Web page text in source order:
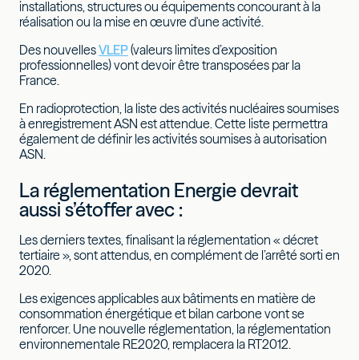
installations, structures ou équipements concourant à la
réalisation ou la mise en œuvre d'une activité.
Des nouvellesVLEP(valeurs limites d’exposition
professionnelles) vont devoir être transposées par la
France.
En radioprotection, la liste des activités nucléaires soumises
à enregistrement ASN est attendue. Cette liste permettra
également de définir les activités soumises à autorisation
ASN.
La réglementation Energie devrait
aussi s’étoffer avec :
Les derniers textes, finalisant la réglementation « décret
tertiaire », sont attendus, en complément de l’arrêté sorti en
2020.
Les exigences applicables aux bâtiments en matière de
consommation énergétique et bilan carbone vont se
renforcer. Une nouvelle réglementation, la réglementation
environnementale RE2020, remplacera la RT2012.